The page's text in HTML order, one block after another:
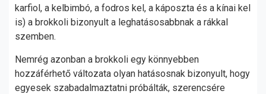
karfiol, a kelbimbó, a fodros kel, a káposzta és a kínai kel
is) a brokkoli bizonyult a leghatásosabbnak a rákkal
szemben.
Nemrég azonban a brokkoli egy könnyebben
hozzáférhető változata olyan hatásosnak bizonyult, hogy
egyesek szabadalmaztatni próbálták, szerencsére